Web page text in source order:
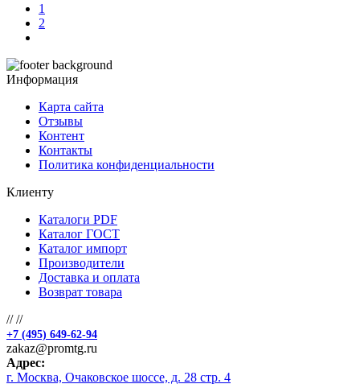
1
2
Информация
Карта сайта
Отзывы
Контент
Контакты
Политика конфиденциальности
Клиенту
Каталоги PDF
Каталог ГОСТ
Каталог импорт
Производители
Доставка и оплата
Возврат товара
////
+7 (495) 649-62-94
zakaz@promtg.ru
Адрес:
г. Москва, Очаковское шоссе, д. 28 стр. 4